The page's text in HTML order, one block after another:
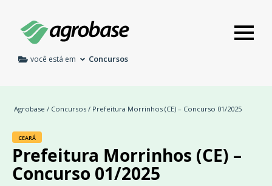
você está em Concursos
Agrobase / Concursos / Prefeitura Morrinhos (CE) – Concurso 01/2025
CEARÁ
Prefeitura Morrinhos (CE) –
Concurso 01/2025